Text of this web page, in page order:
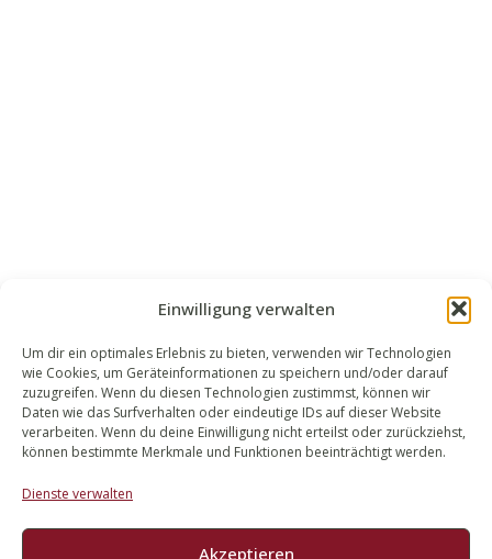
Einwilligung verwalten
Um dir ein optimales Erlebnis zu bieten, verwenden wir Technologien
wie Cookies, um Geräteinformationen zu speichern und/oder darauf
zuzugreifen. Wenn du diesen Technologien zustimmst, können wir
Daten wie das Surfverhalten oder eindeutige IDs auf dieser Website
verarbeiten. Wenn du deine Einwilligung nicht erteilst oder zurückziehst,
können bestimmte Merkmale und Funktionen beeinträchtigt werden.
Dienste verwalten
Akzeptieren
WALEK RECHTSANWÄLT​​E
Bachstraße 13
56727 Mayen
02651 98 900
info@walek-rechtsanwaelte.de